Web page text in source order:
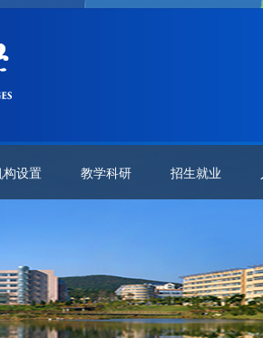
构设置 教学科研 招生就业